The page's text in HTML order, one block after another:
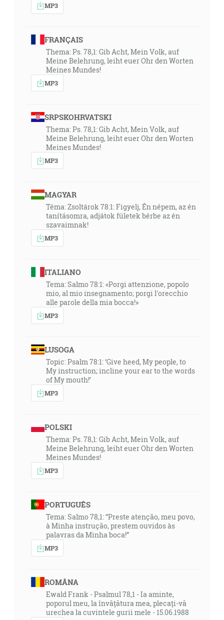
MP3
FRANÇAIS
Thema: Ps. 78,1: Gib Acht, Mein Volk, auf
Meine Belehrung, leiht euer Ohr den Worten
Meines Mundes!
MP3
SRPSKOHRVATSKI
Thema: Ps. 78,1: Gib Acht, Mein Volk, auf
Meine Belehrung, leiht euer Ohr den Worten
Meines Mundes!
MP3
MAGYAR
Téma: Zsoltárok 78:1: Figyelj, Én népem, az én
tanításomra, adjátok fületek bérbe az én
szavaimnak!
MP3
ITALIANO
Tema: Salmo 78:1: «Porgi attenzione, popolo
mio, al mio insegnamento; porgi l'orecchio
alle parole della mia bocca!»
MP3
LUSOGA
Topic: Psalm 78:1: ‘Give heed, My people, to
My instruction; incline your ear to the words
of My mouth!’
MP3
POLSKI
Thema: Ps. 78,1: Gib Acht, Mein Volk, auf
Meine Belehrung, leiht euer Ohr den Worten
Meines Mundes!
MP3
PORTUGUÊS
Tema: Salmo 78,1: “Preste atenção, meu povo,
à Minha instrução, prestem ouvidos às
palavras da Minha boca!”
MP3
ROMÂNA
Ewald Frank - Psalmul 78,1 - Ia aminte,
poporul meu, la învățătura mea, plecați-vă
urechea la cuvintele gurii mele - 15.06.1988